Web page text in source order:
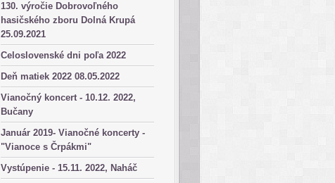
130. výročie Dobrovoľného
hasičského zboru Dolná Krupá
25.09.2021
Celoslovenské dni poľa 2022
Deň matiek 2022 08.05.2022
Vianočný koncert - 10.12. 2022,
Bučany
Január 2019- Vianočné koncerty -
"Vianoce s Črpákmi"
Vystúpenie - 15.11. 2022, Naháč